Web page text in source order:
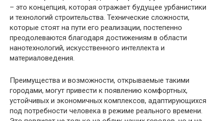
– это концепция, которая отражает будущее урбанистики
и технологий строительства. Технические сложности,
которые стоят на пути его реализации, постепенно
преодолеваются благодаря достижениям в области
нанотехнологий, искусственного интеллекта и
материаловедения.
Преимущества и возможности, открываемые такими
городами, могут привести к появлению комфортных,
устойчивых и экономичных комплексов, адаптирующихся
под потребности человека в режиме реального времени.